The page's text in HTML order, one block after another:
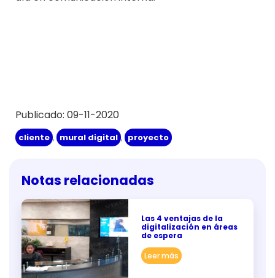
Publicado: 09-11-2020
cliente , mural digital , proyecto
Notas relacionadas
Las 4 ventajas de la
digitalización en áreas
de espera
Leer más